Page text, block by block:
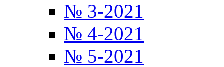
№ 3-2021
№ 4-2021
№ 5-2021